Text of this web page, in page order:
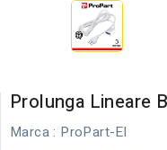
Prolunga Lineare
Marca : ProPart-El